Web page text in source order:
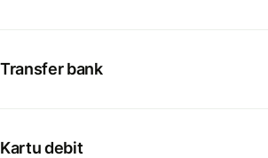
Transfer bank
Kartu debit